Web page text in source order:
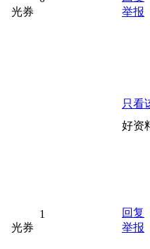
光券
举报
1
光券
只看
好资
回复
举报